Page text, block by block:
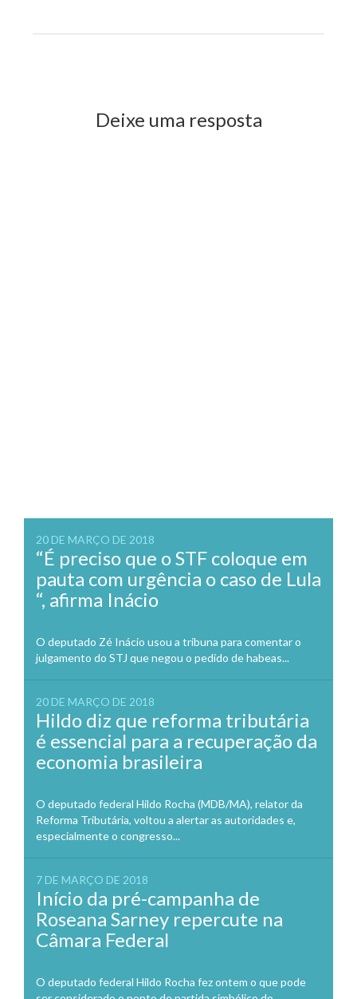
Deixe uma resposta
20 DE MARÇO DE 2018
“É preciso que o STF coloque em
pauta com urgência o caso de Lula
“, afirma Inácio
O deputado Zé Inácio usou a tribuna para comentar o
julgamento do STJ que negou o pedido de habeas...
20 DE MARÇO DE 2018
Hildo diz que reforma tributária
é essencial para a recuperação da
economia brasileira
O deputado federal Hildo Rocha (MDB/MA), relator da
Reforma Tributária, voltou a alertar as autoridades e,
especialmente o congresso...
7 DE MARÇO DE 2018
Início da pré-campanha de
Roseana Sarney repercute na
Câmara Federal
O deputado federal Hildo Rocha fez ontem o que pode